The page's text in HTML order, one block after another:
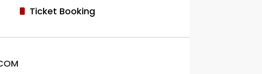
Ticket Booking